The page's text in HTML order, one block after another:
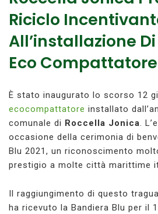
Riciclo
All’installazione
Eco Compattatore
È stato inaugurato lo scorso 12
ecocompattatore installato
comunale di Roccella Jonica.
occasione della cerimonia di
Blu 2021, un riconoscimento
prestigio a molte città marittime
Il raggiungimento di questo
ha ricevuto la Bandiera Blu per il